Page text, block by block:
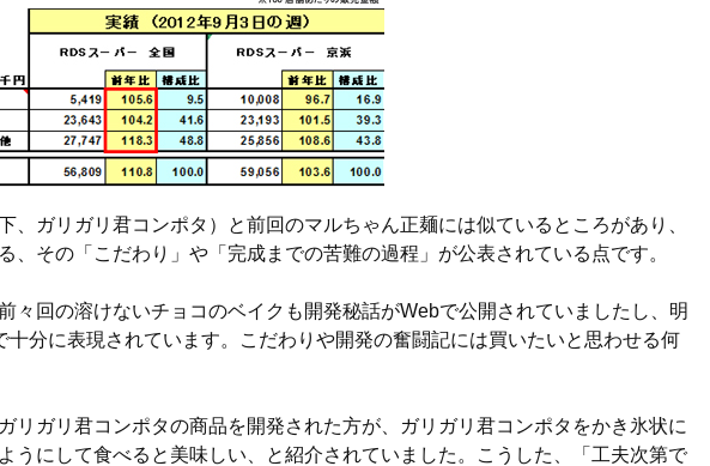
ガリガリ君コンポタ）と前回のマルちゃん正麺には似ているところがあり、
その「こだわり」や「完成までの苦難の過程」が公表されている点です。
々回の溶けないチョコのベイクも開発秘話がWebで公開されていましたし、明
分に表現されています。こだわりや開発の奮闘記には買いたいと思わせる何
リガリ君コンポタの商品を開発された方が、ガリガリ君コンポタをかき氷状に
うにして食べると美味しい、と紹介されていました。こうした、「工夫次第で